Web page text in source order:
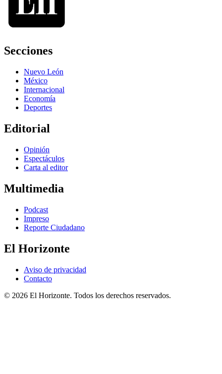
Secciones
Nuevo León
México
Internacional
Economía
Deportes
Editorial
Opinión
Espectáculos
Carta al editor
Multimedia
Podcast
Impreso
Reporte Ciudadano
El Horizonte
Aviso de privacidad
Contacto
© 2026 El Horizonte. Todos los derechos reservados.